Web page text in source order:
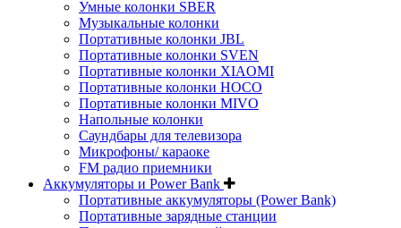
Умные колонки SBER
Музыкальные колонки
Портативные колонки JBL
Портативные колонки SVEN
Портативные колонки XIAOMI
Портативные колонки HOCO
Портативные колонки MIVO
Напольные колонки
Саундбары для телевизора
Микрофоны/ караоке
FM радио приемники
Аккумуляторы и Power Bank
Портативные аккумуляторы (Power Bank)
Портативные зарядные станции